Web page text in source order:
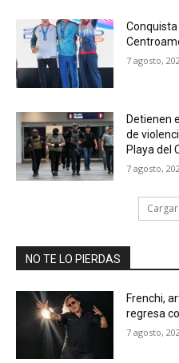
7 agosto,
Detienen
de
Playa del
7 agosto,
NO TE LO PIERDAS
Frenchi,
regresa
7 agosto,